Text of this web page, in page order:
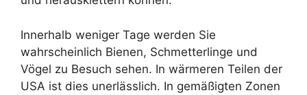
Innerhalb weniger Tage werden Sie
wahrscheinlich Bienen, Schmetterlinge und
Vögel zu Besuch sehen. In wärmeren Teilen der
USA ist dies unerlässlich. In gemäßigten Zonen